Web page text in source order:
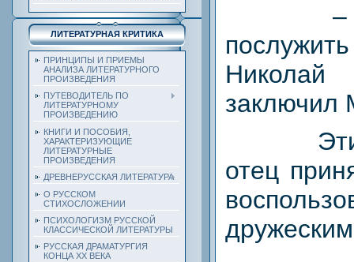
ЛИТЕРАТУРНАЯ КРИТИКА
ПРИНЦИПЫ И ПРИЕМЫ
АНАЛИЗА ЛИТЕРАТУРНОГО
ПРОИЗВЕДЕНИЯ
ПУТЕВОДИТЕЛЬ ПО
ЛИТЕРАТУРНОМУ
ПРОИЗВЕДЕНИЮ
КНИГИ И ПОСОБИЯ,
ХАРАКТЕРИЗУЮЩИЕ
ЛИТЕРАТУРНЫЕ
ПРОИЗВЕДЕНИЯ
ДРЕВНЕРУССКАЯ ЛИТЕРАТУРА
О РУССКОМ
СТИХОСЛОЖЕНИИ
ПСИХОЛОГИЗМ РУССКОЙ
КЛАССИЧЕСКОЙ ЛИТЕРАТУРЫ
РУССКАЯ ДРАМАТУРГИЯ
КОНЦА ХХ ВЕКА
–
заключил
отец